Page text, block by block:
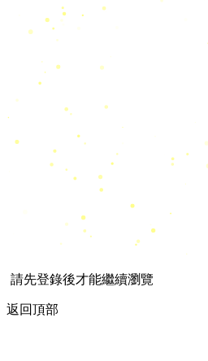
請先登錄後才能繼續瀏覽
返回頂部